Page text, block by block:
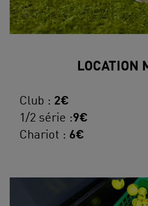
LOCATION
Club : 2€
1/2 série :9€
Chariot : 6€